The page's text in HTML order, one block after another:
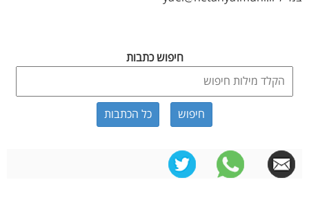
חיפוש כתבות
כל הכתבות